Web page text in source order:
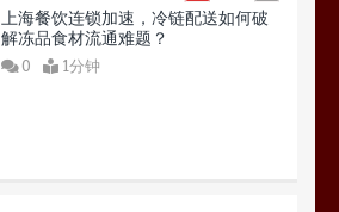
上海餐饮连锁加速，冷链配送如何破
解冻品食材流通难题？
0 1分钟